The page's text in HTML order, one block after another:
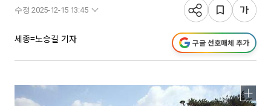
수정 2025-12-15 13:45
세종=노승길 기자 구글 선호매체 추가